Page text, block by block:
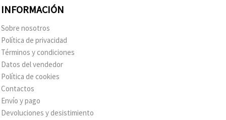
INFORMACIÓN
Sobre nosotros
Política de privacidad
Términos y condiciones
Datos del vendedor
Política de cookies
Contactos
Envío y pago
Devoluciones y desistimiento